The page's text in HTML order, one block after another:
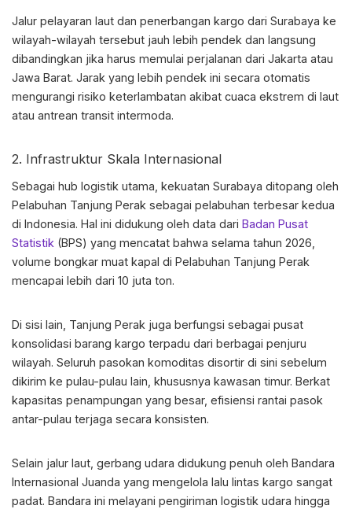
Jalur pelayaran laut dan penerbangan kargo dari Surabaya ke
wilayah-wilayah tersebut jauh lebih pendek dan langsung
dibandingkan jika harus memulai perjalanan dari Jakarta atau
Jawa Barat. Jarak yang lebih pendek ini secara otomatis
mengurangi risiko keterlambatan akibat cuaca ekstrem di laut
atau antrean transit intermoda.
2. Infrastruktur Skala Internasional
Sebagai hub logistik utama, kekuatan Surabaya ditopang oleh
Pelabuhan Tanjung Perak sebagai pelabuhan terbesar kedua
di Indonesia. Hal ini didukung oleh data dari Badan Pusat
Statistik (BPS) yang mencatat bahwa selama tahun 2026,
volume bongkar muat kapal di Pelabuhan Tanjung Perak
mencapai lebih dari 10 juta ton.
Di sisi lain, Tanjung Perak juga berfungsi sebagai pusat
konsolidasi barang kargo terpadu dari berbagai penjuru
wilayah. Seluruh pasokan komoditas disortir di sini sebelum
dikirim ke pulau-pulau lain, khususnya kawasan timur. Berkat
kapasitas penampungan yang besar, efisiensi rantai pasok
antar-pulau terjaga secara konsisten.
Selain jalur laut, gerbang udara didukung penuh oleh Bandara
Internasional Juanda yang mengelola lalu lintas kargo sangat
padat. Bandara ini melayani pengiriman logistik udara hingga